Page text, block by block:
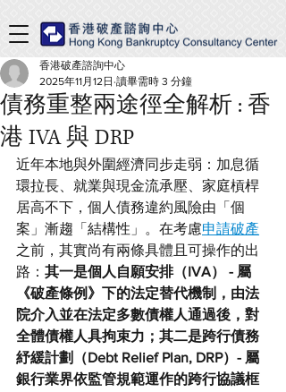
債務重整兩途徑全解析 : 香
港 IVA 與 DRP
香港破產諮詢中心
2025年11月12日 讀畢需時 3 分鐘
近年本地與外圍經濟同步走弱：加息循
環拉長、就業與現金流承壓、家庭槓桿
居高不下，個人債務違約風險由「個
案」漸趨「結構性」。在考慮申請破產
之前，其實尚有兩條具體且可操作的出
路： 其一是個人自願安排（IVA） - 屬
《破產條例》下的法定替代機制，由法
院介入並在法定多數債權人通過後，對
全體債權人具拘束力；其二是跨行債務
紓緩計劃（Debt Relief Plan, DRP）- 屬
銀行業界依監管規範運作的跨行協議框